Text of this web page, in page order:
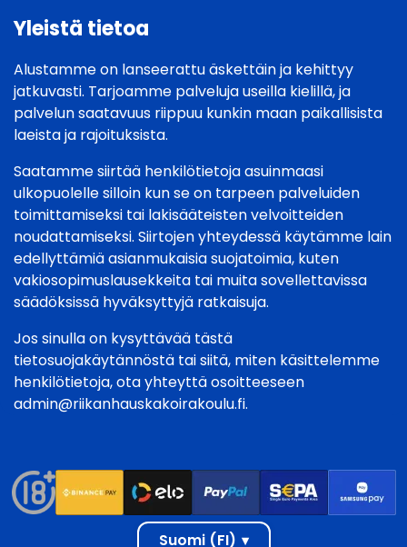
Yleistä tietoa
Alustamme on lanseerattu äskettäin ja kehittyy
jatkuvasti. Tarjoamme palveluja useilla kielillä, ja
palvelun saatavuus riippuu kunkin maan paikallisista
laeista ja rajoituksista.
Saatamme siirtää henkilötietoja asuinmaasi
ulkopuolelle silloin kun se on tarpeen palveluiden
toimittamiseksi tai lakisääteisten velvoitteiden
noudattamiseksi. Siirtojen yhteydessä käytämme lain
edellyttämiä asianmukaisia suojatoimia, kuten
vakiosopimuslausekkeita tai muita sovellettavissa
säädöksissä hyväksyttyjä ratkaisuja.
Jos sinulla on kysyttävää tästä
tietosuojakäytännöstä tai siitä, miten käsittelemme
henkilötietoja, ota yhteyttä osoitteeseen
admin@riikanhauskakoirakoulu.fi.
Suomi (FI) ▾